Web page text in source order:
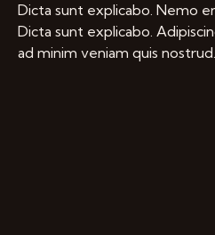
Dicta sunt explicabo. Nemo
Dicta sunt explicabo.
ad minim veniam quis nostrud.